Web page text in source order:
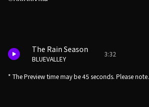
The Rain Season
BLUEVALLEY
3:32
* The Preview time may be 45 seconds. Please note.